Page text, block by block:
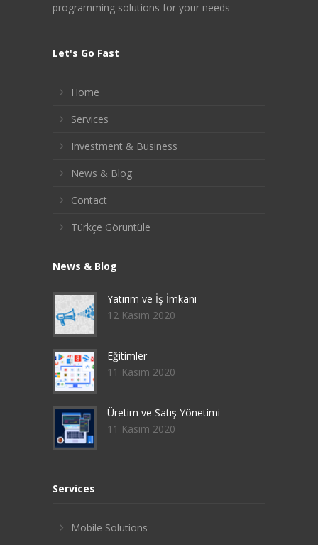
programming solutions for your needs
Let's Go Fast
Home
Services
Investment & Business
News & Blog
Contact
Türkçe Görüntüle
News & Blog
Yatırım ve İş İmkanı
12 Kasım 2020
Eğitimler
11 Kasım 2020
Üretim ve Satış Yönetimi
11 Kasım 2020
Services
Mobile Solutions